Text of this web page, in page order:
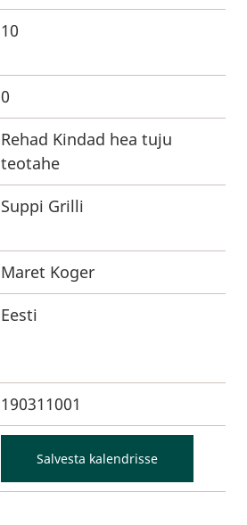
10
0
Rehad Kindad hea tuju
teotahe
Suppi Grilli
Maret Koger
Eesti
190311001
Salvesta kalendrisse